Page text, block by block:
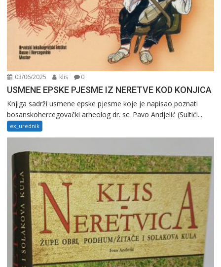
03/06/2025 klis 0
USMENE EPSKE PJESME IZ NERETVE KOD KONJICA
Knjiga sadrži usmene epske pjesme koje je napisao poznati
bosanskohercegovački arheolog dr. sc. Pavo Andjelić (Sultići...
ex_urednik